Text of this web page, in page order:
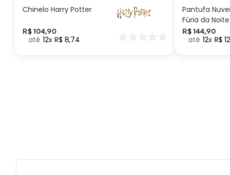
Chinelo Harry Potter
R$ 104,90
12 R$ 8,74
Pantufa
Fúria da
Como Treinar
seu Dragão
R$ 144,90
12 R$ 12